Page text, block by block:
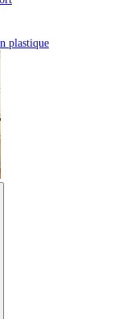
plastique